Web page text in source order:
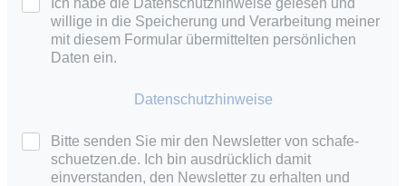
willige in die Speicherung und Verarbeitung meiner
mit diesem Formular übermittelten persönlichen
Daten ein.
Datenschutzhinweise
Bitte senden Sie mir den Newsletter von schafe-
schuetzen.de. Ich bin ausdrücklich damit
einverstanden, den Newsletter zu erhalten und